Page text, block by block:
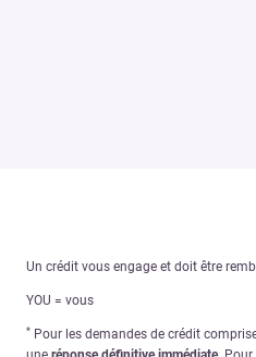
Un crédit vous engage et doit être
YOU = vous
* Pour les demandes de crédit